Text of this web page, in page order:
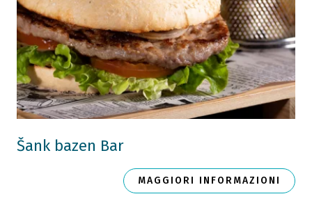
Šank bazen Bar
MAGGIORI INFORMAZIONI